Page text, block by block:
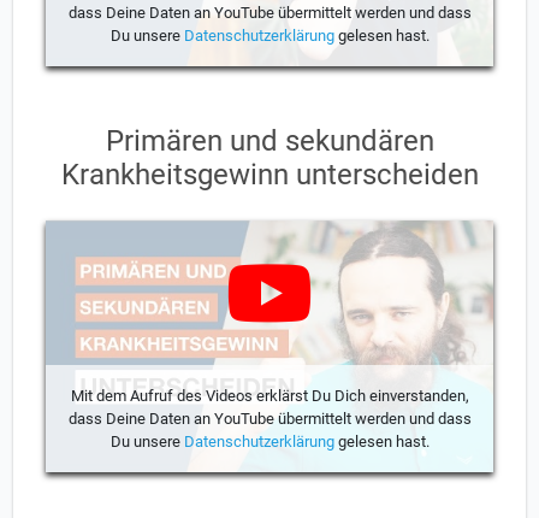
dass Deine Daten an YouTube übermittelt werden und dass
Du unsere Datenschutzerklärunggelesen hast.
Primären und sekundären
Krankheitsgewinn unterscheiden
Mit dem Aufruf des Videos erklärst Du Dich einverstanden,
dass Deine Daten an YouTube übermittelt werden und dass
Du unsere Datenschutzerklärunggelesen hast.